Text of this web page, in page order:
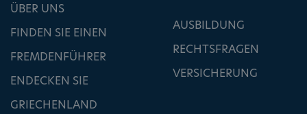
ÜBER UNS
FINDEN SIE EINEN
FREMDENFÜHRER
ENDECKEN SIE
GRIECHENLAND
AUSBILDUNG
RECHTSFRAGEN
VERSICHERUNG